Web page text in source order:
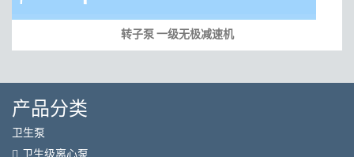
转子泵 一级无极减速机
产品分类
卫生泵